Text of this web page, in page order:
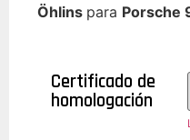
Öhlins para Porsche
Certificado de
homologación